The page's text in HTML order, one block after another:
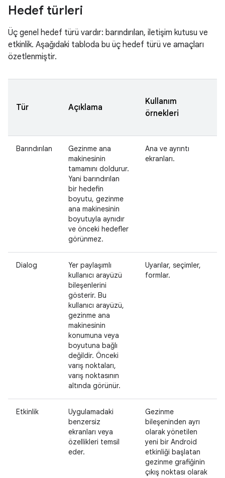
Hedef türleri
Üç genel hedef türü vardır: barındırılan, iletişim kutusu ve
etkinlik. Aşağıdaki tabloda bu üç hedef türü ve amaçları
özetlenmiştir.
Tür Açıklama
Kullanım
örnekleri
Barındırılan
Gezinme ana
makinesinin
tamamını doldurur.
Yani barındırılan
bir hedefin
boyutu, gezinme
ana makinesinin
boyutuyla aynıdır
ve önceki hedefler
görünmez.
Ana ve ayrıntı
ekranları.
Dialog
Yer paylaşımlı
kullanıcı arayüzü
bileşenlerini
gösterir. Bu
kullanıcı arayüzü,
gezinme ana
makinesinin
konumuna veya
boyutuna bağlı
değildir. Önceki
varış noktaları,
varış noktasının
altında görünür.
Uyarılar, seçimler,
formlar.
Etkinlik
Uygulamadaki
benzersiz
ekranları veya
özellikleri temsil
eder.
Gezinme
bileşeninden ayrı
olarak yönetilen
yeni bir Android
etkinliği başlatan
gezinme grafiğinin
çıkış noktası olarak